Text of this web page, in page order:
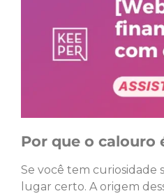
Por que o calouro
Se você tem curiosidade
lugar certo. A origem